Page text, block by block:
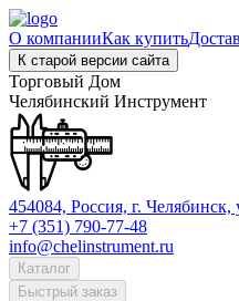
О компанииКак купить
К старой версии сайта
Торговый Дом
Челябинский Инструмент
454084, Россия, г. Челябинск,
+7 (351) 790-77-48
info@chelinstrument.ru
Каталог
Быстрый заказ